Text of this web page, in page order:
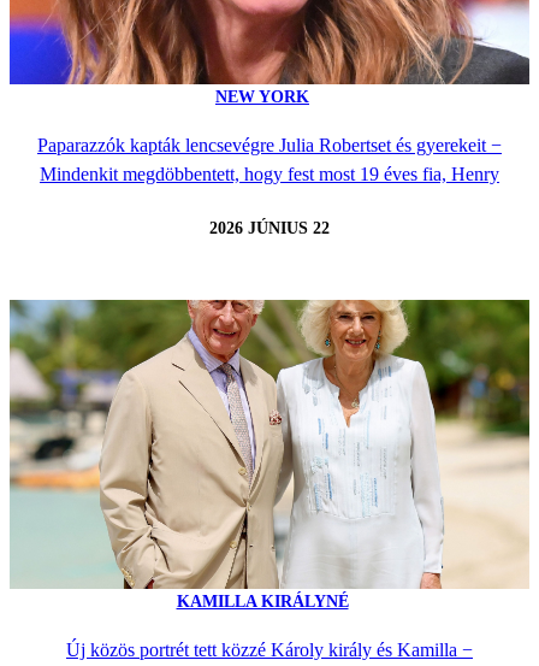
NEW YORK
Paparazzók kapták lencsevégre Julia Robertset és gyerekeit −
Mindenkit megdöbbentett, hogy fest most 19 éves fia, Henry
2026 JÚNIUS 22
KAMILLA KIRÁLYNÉ
Új közös portrét tett közzé Károly király és Kamilla −